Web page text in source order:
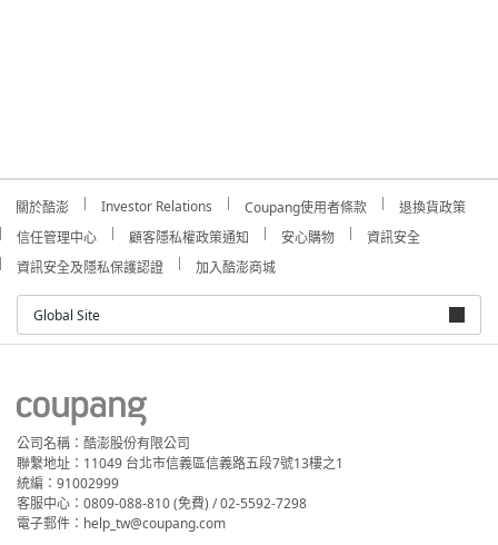
關於酷澎 Investor Relations Coupang使用者條款
退換貨政策
信任管理中心
顧客隱私權政策通知 安心購物
資訊安全
資訊安全及隱私保護認證
加入酷澎商城
Global Site
公司名稱：酷澎股份有限公司
聯繫地址：11049 台北市信義區信義路五段7號13樓之1
統編：91002999
客服中心：0809-088-810 (免費) / 02-5592-7298
電子郵件：help_tw@coupang.com